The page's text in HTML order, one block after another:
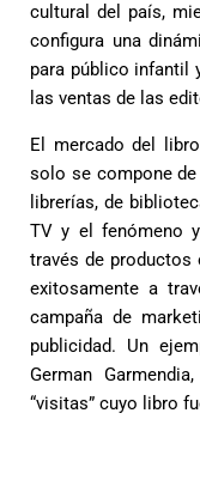
cultural del país,
configura una
para público infantil
las ventas de las
El mercado del
solo se compone
librerías, de
TV y el fenómeno
través de
exitosamente a
campaña de
publicidad. Un
German
“visitas” cuyo libro